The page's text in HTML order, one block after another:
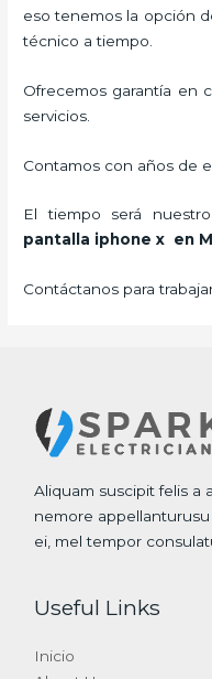
eso tenemos la opción
técnico a tiempo.
Ofrecemos garantía en
servicios.
Contamos con años de
El tiempo será
pantalla iphone x en
Contáctanos para
Aliquam suscipit felis a
nemore
ei, mel tempor
Useful Links
Inicio